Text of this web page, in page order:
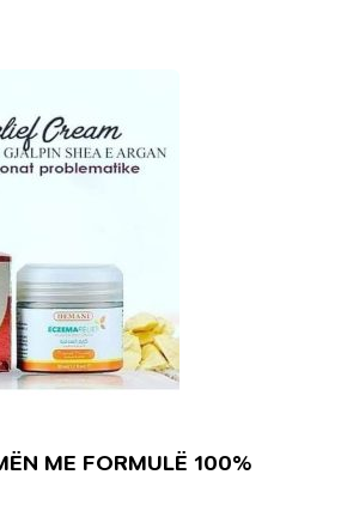
ME FORMULË 100%